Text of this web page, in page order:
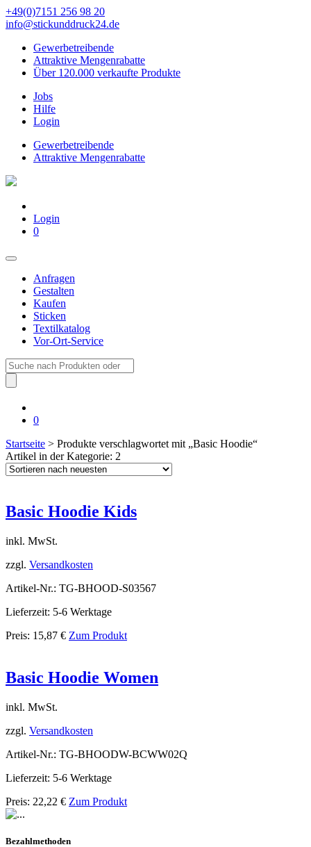
+49(0)7151 256 98 20‬
info@stickunddruck24.de
Gewerbetreibende
Attraktive Mengenrabatte
Über 120.000 verkaufte Produkte
Jobs
Hilfe
Login
Gewerbetreibende
Attraktive Mengenrabatte
Login
0
Anfragen
Gestalten
Kaufen
Sticken
Textilkatalog
Vor-Ort-Service
Suche
nach:
0
Startseite > Produkte verschlagwortet mit „Basic Hoodie“
Artikel in der Kategorie: 2
Basic Hoodie Kids
inkl. MwSt.
zzgl. Versandkosten
Artikel-Nr.: TG-BHOOD-S03567
Lieferzeit: 5-6 Werktage
Preis: 15,87 € Zum Produkt
Basic Hoodie Women
inkl. MwSt.
zzgl. Versandkosten
Artikel-Nr.: TG-BHOODW-BCWW02Q
Lieferzeit: 5-6 Werktage
Preis: 22,22 € Zum Produkt
Bezahlmethoden